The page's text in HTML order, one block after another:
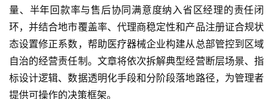
量、半年回款率与售后协同满意度纳入省区经理的责任闭
环，并结合地市覆盖率、代理商稳定性和产品注册证合规状
态设置修正系数，帮助医疗器械企业构建从总部管控到区域
自治的经营责任制。文章将依次拆解典型经营断层场景、指
标设计逻辑、数据透明化手段和分阶段落地路径，为管理者
提供可操作的决策框架。